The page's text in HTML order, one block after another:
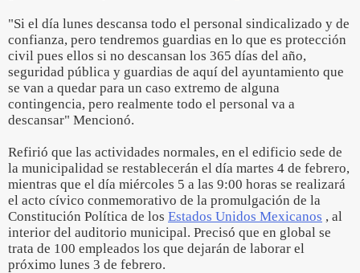
"Si el día lunes descansa todo el personal sindicalizado y de
confianza, pero tendremos guardias en lo que es protección
civil pues ellos si no descansan los 365 días del año,
seguridad pública y guardias de aquí del ayuntamiento que
se van a quedar para un caso extremo de alguna
contingencia, pero realmente todo el personal va a
descansar" Mencionó.
Refirió que las actividades normales, en el edificio sede de
la municipalidad se restablecerán el día martes 4 de febrero,
mientras que el día miércoles 5 a las 9:00 horas se realizará
el acto cívico conmemorativo de la promulgación de la
Constitución Política de los Estados Unidos Mexicanos , al
interior del auditorio municipal. Precisó que en global se
trata de 100 empleados los que dejarán de laborar el
próximo lunes 3 de febrero.